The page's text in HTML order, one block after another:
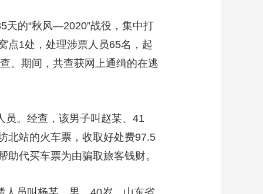
的“秋风—2020”战役，集中打
点1处，处理涉票人员65名，起
。期间，共查获网上通缉的在逃
。经查，该男子叫赵某、41
北站的火车票，收取好处费97.5
代买车票为由骗取旅客钱财。